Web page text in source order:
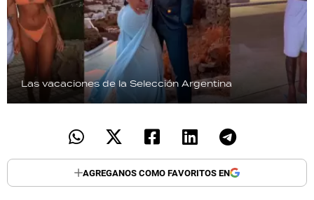
Las vacaciones de la Selección Argentina
AGREGANOS COMO FAVORITOS EN